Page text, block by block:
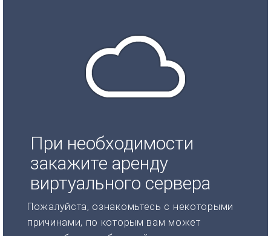
При необходимости
закажите аренду
виртуального сервера
Пожалуйста, ознакомьтесь с некоторыми
причинами, по которым вам может